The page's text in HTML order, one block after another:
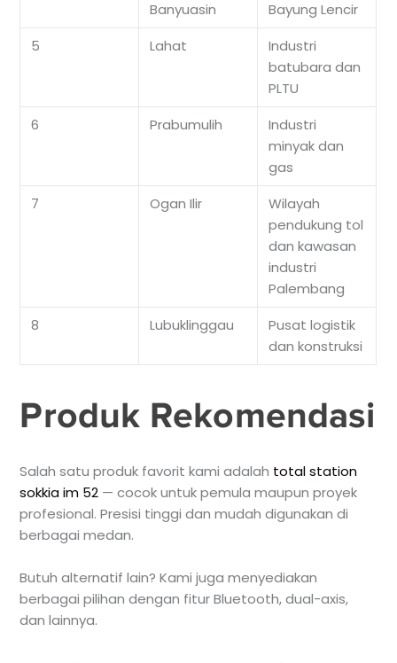
Banyuasin
Bayung Lencir
5
Lahat
Industri
batubara dan
PLTU
6
Prabumulih
Industri
minyak dan
gas
7
Ogan Ilir
Wilayah
pendukung tol
dan kawasan
industri
Palembang
8
Lubuklinggau
Pusat logistik
dan konstruksi
Produk Rekomendasi
Salah satu produk favorit kami adalah total station
sokkia im 52 — cocok untuk pemula maupun proyek
profesional. Presisi tinggi dan mudah digunakan di
berbagai medan.
Butuh alternatif lain? Kami juga menyediakan
berbagai pilihan dengan fitur Bluetooth, dual-axis,
dan lainnya.